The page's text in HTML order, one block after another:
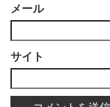
メール
サイト